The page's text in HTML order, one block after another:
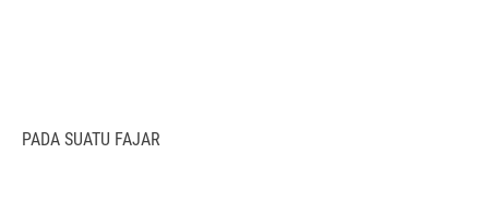
PADA SUATU FAJAR